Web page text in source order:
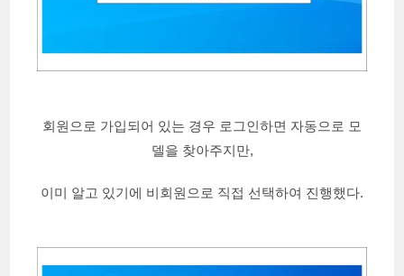
회원으로 가입되어 있는 경우 로그인하면 자동으로 모
델을 찾아주지만,
이미 알고 있기에 비회원으로 직접 선택하여 진행했다.